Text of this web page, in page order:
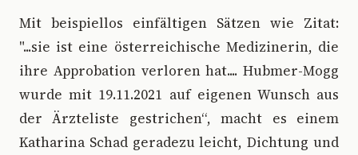
Mit beispiellos einfältigen Sätzen wie Zitat:
"...sie ist eine österreichische Medizinerin, die
ihre Approbation verloren hat.... Hubmer-Mogg
wurde mit 19.11.2021 auf eigenen Wunsch aus
der Ärzteliste gestrichen“, macht es einem
Katharina Schad geradezu leicht, Dichtung und